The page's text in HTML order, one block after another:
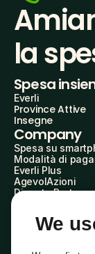
la
Spesa
Everli
Province Attive
Insegne
Company
Spesa su
Modalità di
Everli Plus
AgevolAzioni
Diventa Partner
Everli Shoppers
About Us
We